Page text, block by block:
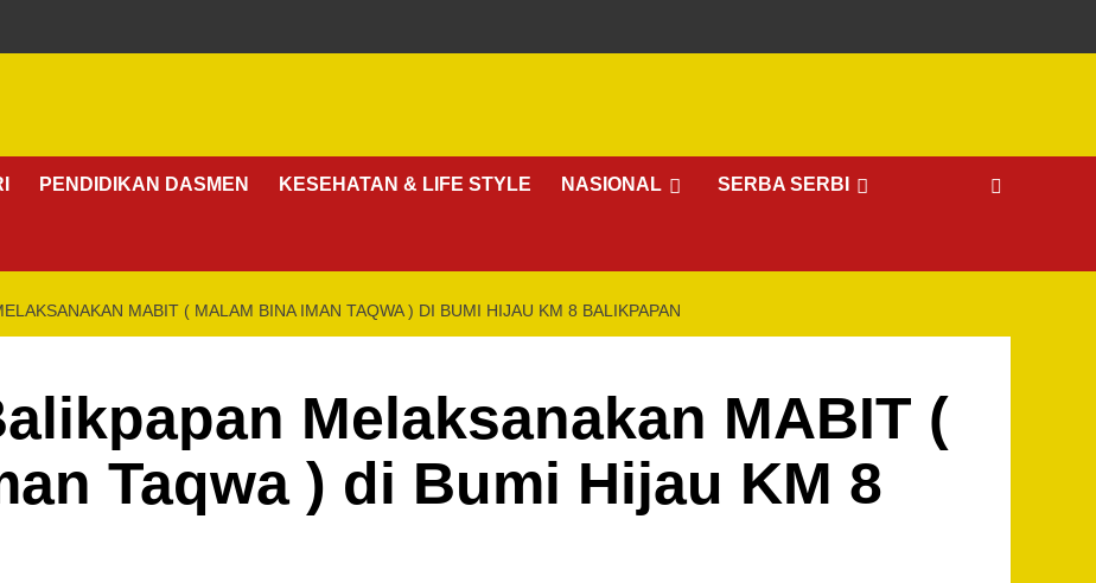
PENDIDIKAN DASMEN KESEHATAN & LIFE STYLE NASIONAL SERBA SERBI
MABIT ( MALAM BINA IMAN TAQWA ) DI BUMI HIJAU KM 8 BALIKPAPAN
Melaksanakan MABIT (
Taqwa ) di Bumi Hijau KM 8